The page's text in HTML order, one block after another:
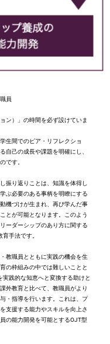
員
ン）」の時間を必ず設けていま
生間でのピア・リフレクショ
自己の成長や課題を明確にし、
です。
振り返りことは、知識を体得し
ぶ必要のある事柄を明瞭にする
機づけが生まれ、再び学んだ事
とが可能となります。このよう
ーダーシップのあり方に関する
育手法です。
教職員とともに実践の機会を生
の枠組みの中では難しいことと
践的な知恵へと変換する助けと
外教育と比べて、教職員がより
・指導を行います。これは、プ
支援する能力やスキルを向上さ
の能力開発を可能とするOJT型